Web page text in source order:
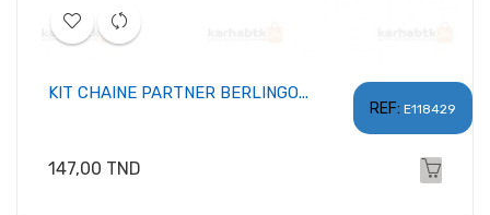
REF: E118429
KIT CHAINE PARTNER BERLINGO...
Prix
147,00 TND